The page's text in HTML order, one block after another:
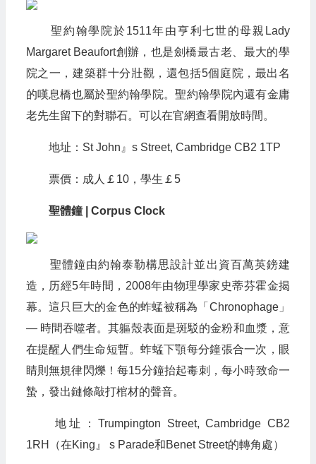
聖約翰學院於1511年由亨利七世的母親Lady
Margaret Beaufort創辦，也是劍橋最古老、最大的學
院之一，建築群十分壯觀，還包括5個庭院，最出名
的嘆息橋也屬於聖約翰學院。聖約翰學院內還有金庸
老先生留下的對聯石。可以在官網查看開放時間。
地址：St John』s Street, Cambridge CB2 1TP
票價：成人￡10，學生￡5
聖體鐘 | Corpus Clock
聖體鐘由約翰泰勒構思設計並出資百萬英鎊建
造，历經5年時間，2008年由物理學家史蒂芬霍金揭
幕。這只巨大的金色的蚱蜢被稱為「Chronophage」
— 時間吞噬者。其軀殼表面是斑駁的金粉和血漿，意
在提醒人們生命短暫。蚱蜢下顎每分鐘張合一次，眼
睛則無規律閃爍！每15分鐘抬起毒刺，每小時致命一
蟄，發出鏈條敲打棺材的聲音。
地址：Trumpington Street, Cambridge CB2
1RH（在King』 s Parade和Benet Street的轉角處）